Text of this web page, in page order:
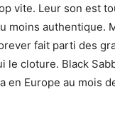
vite. Leur son est
moins authentique.
fait parti des
le cloture. Black
en Europe au mois